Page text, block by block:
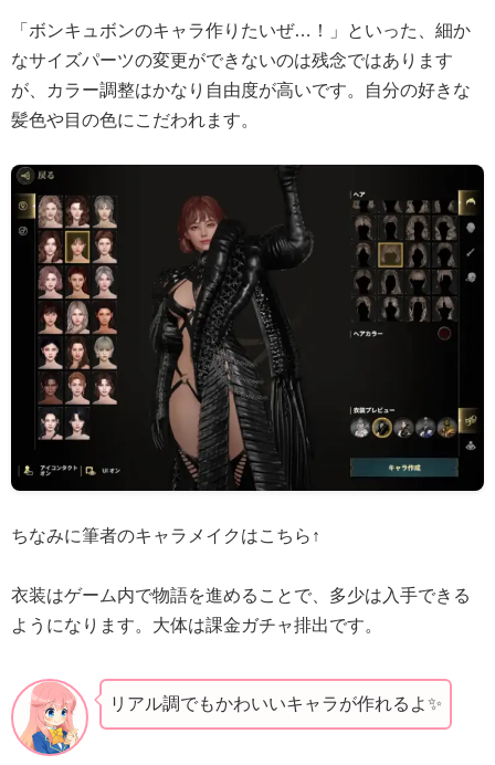
「ボンキュボンのキャラ作りたいぜ…！」といった、細か
なサイズパーツの変更ができないのは残念ではあります
が、カラー調整はかなり自由度が高いです。自分の好きな
髪色や目の色にこだわれます。
ちなみに筆者のキャラメイクはこちら↑
衣装はゲーム内で物語を進めることで、多少は入手できる
ようになります。大体は課金ガチャ排出です。
リアル調でもかわいいキャラが作れるよ✨️